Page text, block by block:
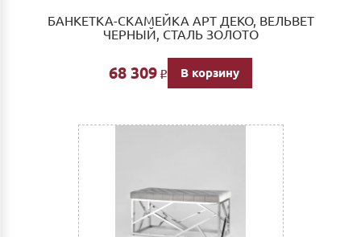
БАНКЕТКА-СКАМЕЙКА АРТ ДЕКО, ВЕЛЬВЕТ
ЧЕРНЫЙ, СТАЛЬ ЗОЛОТО
68 309 Р В корзину